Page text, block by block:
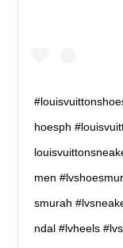
hoesph
men
smurah
ndal #lvheels